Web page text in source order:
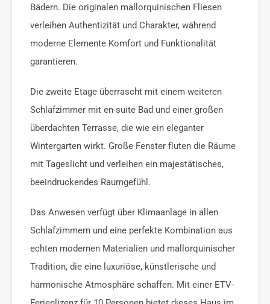
Bädern. Die originalen mallorquinischen Fliesen
verleihen Authentizität und Charakter, während
moderne Elemente Komfort und Funktionalität
garantieren.
Die zweite Etage überrascht mit einem weiteren
Schlafzimmer mit en-suite Bad und einer großen
überdachten Terrasse, die wie ein eleganter
Wintergarten wirkt. Große Fenster fluten die Räume
mit Tageslicht und verleihen ein majestätisches,
beeindruckendes Raumgefühl.
Das Anwesen verfügt über Klimaanlage in allen
Schlafzimmern und eine perfekte Kombination aus
echten modernen Materialien und mallorquinischer
Tradition, die eine luxuriöse, künstlerische und
harmonische Atmosphäre schaffen. Mit einer ETV-